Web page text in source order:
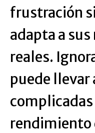
frustración
adapta a
reales.
puede llevar
complicadas
rendimiento